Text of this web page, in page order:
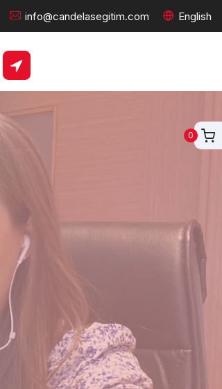
0
info@candelasegitim.com English